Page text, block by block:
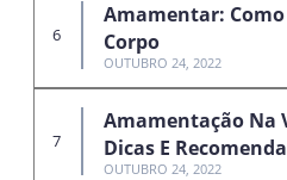
Amamentar:
Corpo
OUTUBRO 24, 2022
Amamentação Na
Dicas E
OUTUBRO 24, 2022